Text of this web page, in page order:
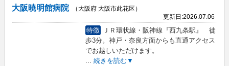
大阪暁明館病院
（大阪府 大阪市此花区）
更新日:2026.07.06
特徴
ＪＲ環状線・阪神線『西九条駅』 徒
歩3分。神戸・奈良方面からも直通アクセス
でお越しいただけます。
... 続きを読む▼